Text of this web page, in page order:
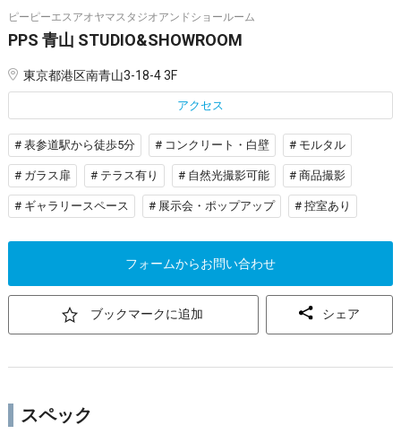
ピーピーエスアオヤマスタジオアンドショールーム
PPS 青山 STUDIO&SHOWROOM
東京都港区南青山3-18-4 3F
アクセス
# 表参道駅から徒歩5分 # コンクリート・白壁 # モルタル
# ガラス扉 # テラス有り # 自然光撮影可能 # 商品撮影
# ギャラリースペース # 展示会・ポップアップ # 控室あり
フォームからお問い合わせ
ブックマークに追加 シェア
スペック